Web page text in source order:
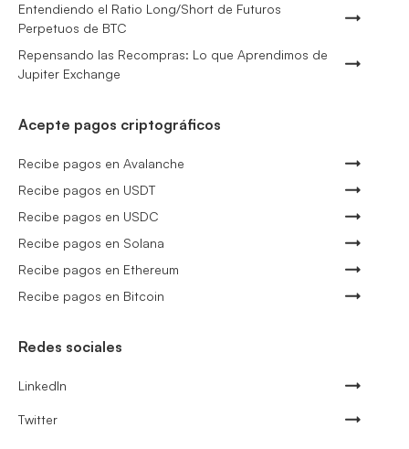
Entendiendo el Ratio Long/Short de Futuros
Perpetuos de BTC
Repensando las Recompras: Lo que Aprendimos de
Jupiter Exchange
Acepte pagos criptográficos
Recibe pagos en Avalanche
Recibe pagos en USDT
Recibe pagos en USDC
Recibe pagos en Solana
Recibe pagos en Ethereum
Recibe pagos en Bitcoin
Redes sociales
LinkedIn
Twitter